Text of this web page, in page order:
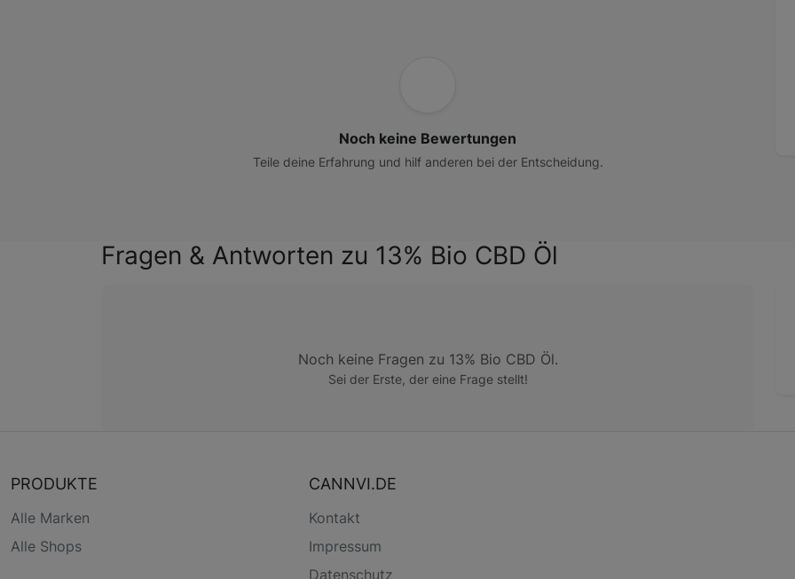
Noch keine Bewertungen
Teile deine Erfahrung und hilf anderen bei der Entscheidung.
Fragen & Antworten zu 13% Bio CBD Öl
Noch keine Fragen zu 13% Bio CBD Öl.
Sei der Erste, der eine Frage stellt!
PRODUKTE
Alle Marken
Alle Shops
CANNVI.DE
Kontakt
Impressum
Datenschutz